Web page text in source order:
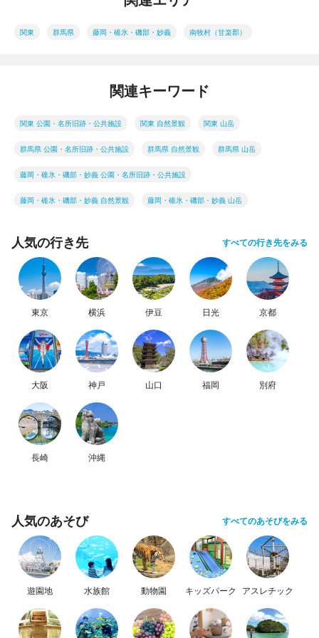
関東 群馬県 藤岡・碓氷・磯部・妙義 南牧村（甘楽郡）
関連キーワード
関東 公園・名所旧跡・公共施設 関東 自然景観 関東 山岳
群馬県 公園・名所旧跡・公共施設 群馬県 自然景観 群馬県 山岳
藤岡・碓氷・磯部・妙義 公園・名所旧跡・公共施設
藤岡・碓氷・磯部・妙義 自然景観 藤岡・碓氷・磯部・妙義 山岳
人気の行き先 すべての行き先をみる
東京 横浜 伊豆 日光 京都
大阪 神戸 山口 福岡 別府
長崎 沖縄
人気のあそび すべてのあそびをみる
遊園地 水族館 動物園 キッズパーク アスレチック